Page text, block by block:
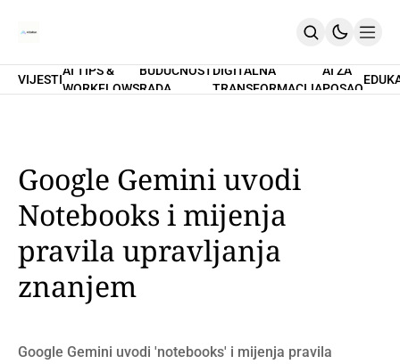
Home
PRETPLATI SE
VIJESTI
AI TIPS &
WORKFLOWS
BUDUĆNOST
RADA
DIGITALNA
TRANSFORMACIJA
AI ZA
POSAO
Google Gemini uvodi
Notebooks i mijenja
pravila upravljanja
znanjem
Google Gemini uvodi 'notebooks' i mijenja pravila